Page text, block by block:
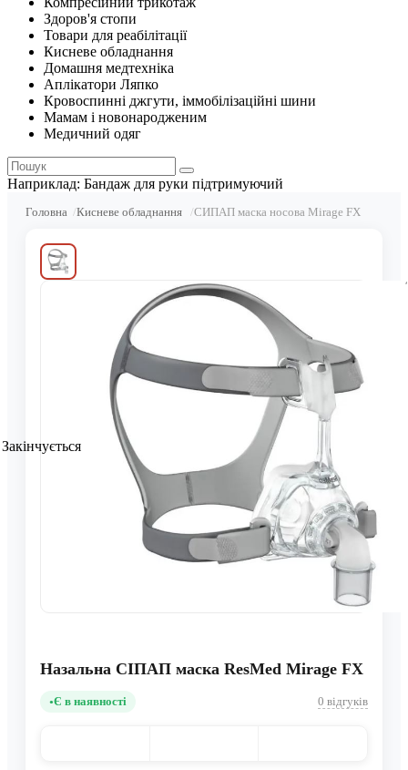
Здоров'я стопи
Товари для реабілітації
Кисневе обладнання
Домашня медтехніка
Аплікатори Ляпко
Кровоспинні джгути, іммобілізаційні шини
Мамам і новонародженим
Медичний одяг
Наприклад: Бандаж для руки підтримуючий
Головна Кисневе обладнання СИПАП маска носова Mirage FX
Закінчується
Назальна СІПАП маска ResMed Mirage FX
Є в наявності 0 відгуків